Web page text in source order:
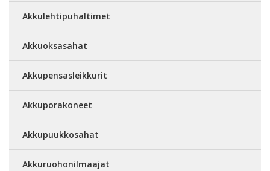
Akkulehtipuhaltimet
Akkuoksasahat
Akkupensasleikkurit
Akkuporakoneet
Akkupuukkosahat
Akkuruohonilmaajat